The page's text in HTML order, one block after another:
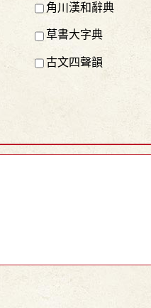
角川漢和辭典
草書大字典
古文四聲韻